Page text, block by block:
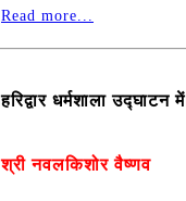
Read more...
हरिद्वार धर्मशाला
श्री नवलकिशोर वैष्णव